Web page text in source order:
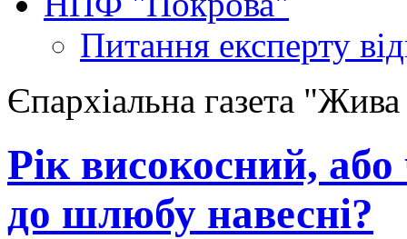
Питання експерту
Єпархіальна газета
Рік високосний,
до шлюбу навесні?